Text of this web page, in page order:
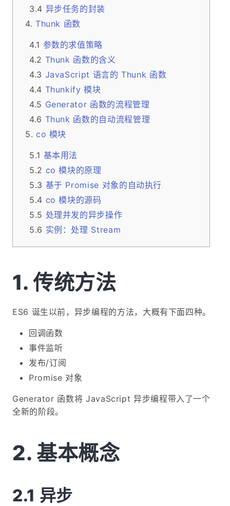
异步任务的封装
Thunk 函数
参数的求值策略
Thunk 函数的含义
JavaScript 语言的 Thunk 函数
Thunkify 模块
Generator 函数的流程管理
Thunk 函数的自动流程管理
co 模块
基本用法
co 模块的原理
基于 Promise 对象的自动执行
co 模块的源码
处理并发的异步操作
实例：处理 Stream
传统方法
ES6 诞生以前，异步编程的方法，大概有下面四种。
回调函数
事件监听
发布/订阅
Promise 对象
Generator 函数将 JavaScript 异步编程带入了一个
全新的阶段。
基本概念
异步